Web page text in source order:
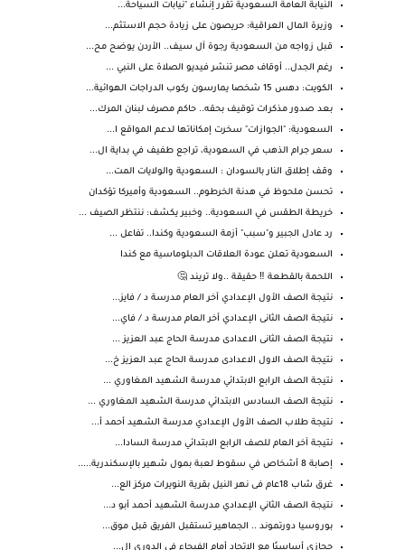
النيابة العامة السعودية تقرر إنشاء "نيابات السياحة...
وزيرة المال العراقية: حريصون على زيادة حجم الاستثم...
قبل زواجه من السعودية رجوة آل سيف.. الأردن يوضح مح...
رغم الجدل.. أوقاف مصر تنشر فيديو الصلاة على النبي ...
الكويت: دهس 15 شخصا يمارسون ركوب الدراجات الهوائية...
بعد صدور مذكرات توقيف بحقه.. حاكم مصرف لبنان المرك...
السعودية: "الجوازات" سخرت إمكاناتها لدعم المواقع ا...
سعر جرام الذهب في السعودية، تراجع طفيف في بداية ال...
وقف إطلاق النار بالسودان : السعودية والولايات المت...
تحسن ملحوظ في هدنة الخرطوم.. السعودية وأميركا تؤكدان
خريطة الطقس في السعودية.. وخبير يكشف: ننتظر الصيف ...
رد عادل الجبير و"سبب" أزمة السعودية وكندا.. تفاعل ...
السعودية تعلن عودة العلاقات الدبلوماسية مع كندا
اللحمة بالقطعة ‼️ حقيقة ..ولا تريند 🤔
نتيجة الصف الأول الإعدادي أخر العام مدرسة د / فايز...
نتيجة الصف الثانى الإعدادي أخر العام مدرسة د / فاي...
نتيجة الصف الثانى الاعدادى مدرسة الحاج عبد العزيز ...
نتيجة الصف الاول الاعدادى مدرسة الحاج عبد العزيز خ...
نتيجة الصف الرابع الابتدائي مدرسة الشهيد المغاوري ...
نتيجة الصف السادس الابتدائي مدرسة الشهيد المغاوري ...
نتيجة طلاب الصف الأول الإعدادي مدرسة الشهيد أحمد أ...
نتيجة آخر العام للصف الرابع الابتدائي مدرسة السادا...
إصابة 8 أشخاص في سقوط لعبة بمول شهير بالإسكندرية.....
غرق شاب 18عام فى نهر النيل بقرية النويرات مركز الع...
نتيجة الصف الثاني الإعدادي مدرسة الشهيد أحمد أبو د...
بوروسيا دورتموند .. الجماهير تستقبل الفريق قبل موق...